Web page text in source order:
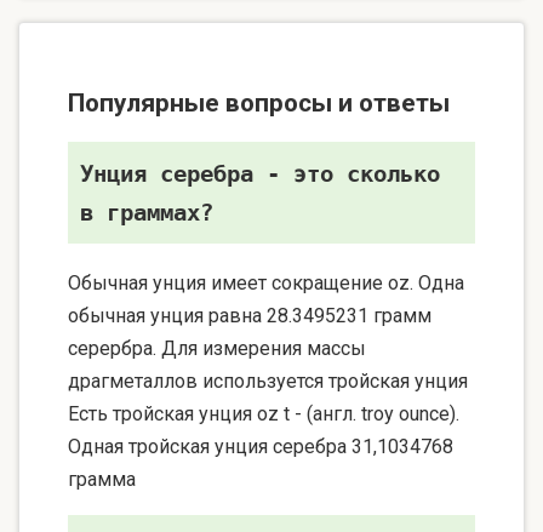
Популярные вопросы и ответы
Унция серебра - это сколько
в граммах?
Обычная унция имеет сокращение oz. Одна
обычная унция равна 28.3495231 грамм
серербра. Для измерения массы
драгметаллов используется тройская унция
Есть тройская унция oz t - (англ. troy ounce).
Одная тройская унция серебра 31,1034768
грамма